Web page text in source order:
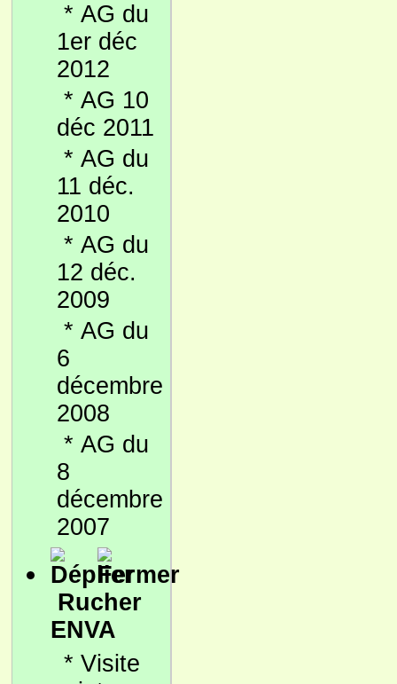
* AG du
1er déc
2012
* AG 10
déc 2011
* AG du
11 déc.
2010
* AG du
12 déc.
2009
* AG du
6
décembre
2008
* AG du
8
décembre
2007
Rucher
ENVA
* Visite